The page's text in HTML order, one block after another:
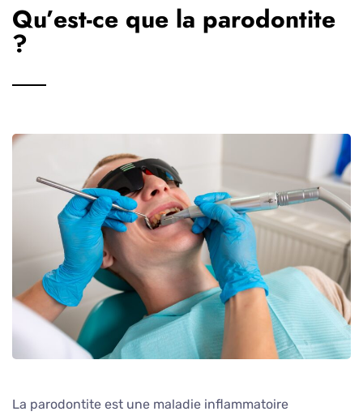
Qu’est-ce que la parodontite
?
La parodontite est une maladie inflammatoire